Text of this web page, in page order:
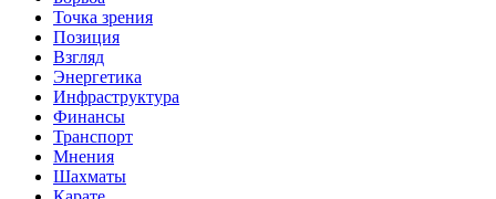
Точка зрения
Позиция
Взгляд
Энергетика
Инфраструктура
Финансы
Транспорт
Мнения
Шахматы